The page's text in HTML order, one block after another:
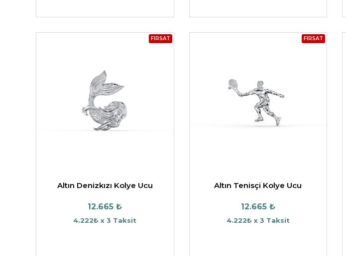
FIRSAT
Altın Denizkızı Kolye Ucu
12.665 ₺
4.222₺ x 3 Taksit
FIRSAT
Altın Tenisçi Kolye Ucu
12.665 ₺
4.222₺ x 3 Taksit